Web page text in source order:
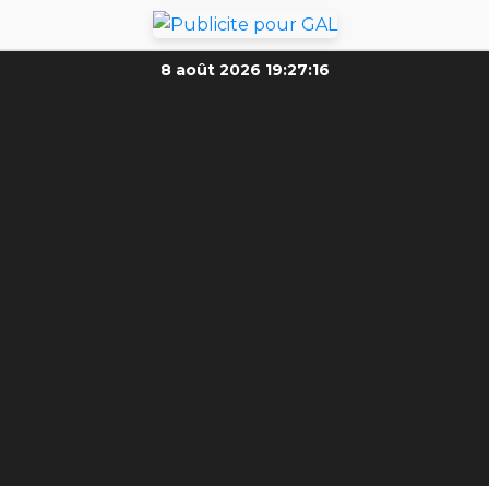
8 août 2026 19:27:18